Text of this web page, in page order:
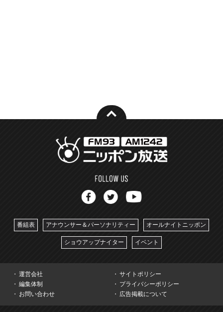
番組表 アナウンサー＆パーソナリティー オールナイトニッポン
ショウアップナイター イベント
運営会社
サイトポリシー
編集体制
プライバシーポリシー
お問い合わせ
広告掲載について